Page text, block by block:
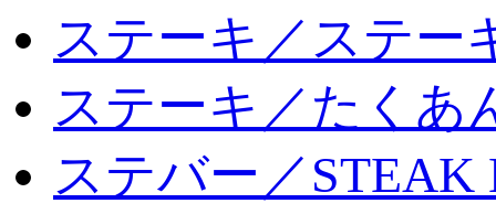
ステーキ／ステー
ステーキ／たくあ
ステバー／STEAK